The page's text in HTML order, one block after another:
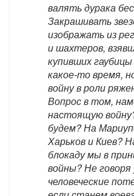
валять дурака
Закрашивать
изображать из
и шахтеров,
купивших
какое-то время,
войну в роли
Вопрос в том,
настоящую
будем? На
Харьков и Киев?
блокаду мы в
войны? Не
человеческие